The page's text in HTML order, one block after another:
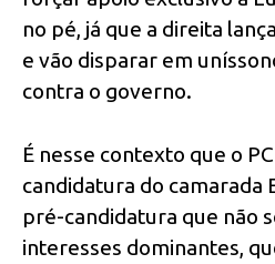
no pé, já que a direita
e vão disparar em
contra o governo.
É nesse contexto que o
candidatura do camarada
pré-candidatura que não
interesses dominantes,